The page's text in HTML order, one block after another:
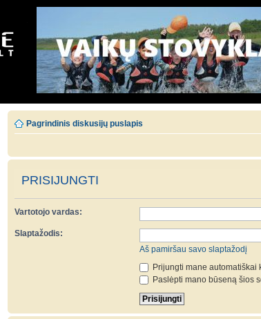
Pagrindinis diskusijų puslapis
PRISIJUNGTI
Vartotojo vardas:
Slaptažodis:
Aš pamiršau savo slaptažodį
Prijungti mane automatiškai
Paslėpti mano būseną šios